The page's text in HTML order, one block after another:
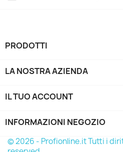
PRODOTTI
LA NOSTRA AZIENDA
IL TUO ACCOUNT
INFORMAZIONI NEGOZIO
© 2026 - Profionline.it Tutti i